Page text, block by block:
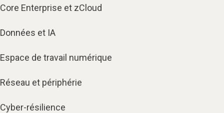
Core Enterprise et zCloud
Données et IA
Espace de travail numérique
Réseau et périphérie
Cyber-résilience